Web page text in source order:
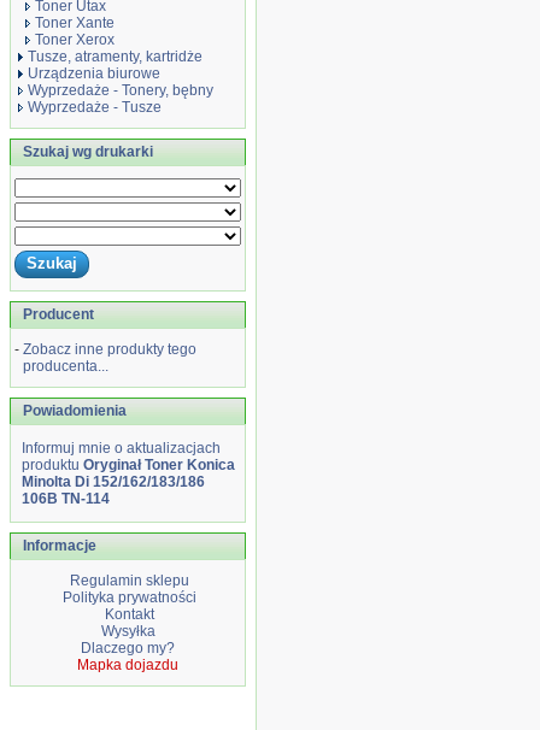
Toner Utax
Toner Xante
Toner Xerox
Tusze, atramenty, kartridże
Urządzenia biurowe
Wyprzedaże - Tonery, bębny
Wyprzedaże - Tusze
Szukaj wg drukarki
Producent
- Zobacz inne produkty tego
producenta...
Powiadomienia
Informuj mnie o aktualizacjach
produktu Oryginał Toner Konica
Minolta Di 152/162/183/186
106B TN-114
Informacje
Regulamin sklepu
Polityka prywatności
Kontakt
Wysyłka
Dlaczego my?
Mapka dojazdu